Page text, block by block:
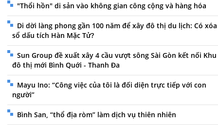
"Thổi hồn" di sản vào không gian công cộng và hàng hóa
Di dời làng phong gần 100 năm để xây đô thị du lịch: Có xóa
sổ dấu tích Hàn Mặc Tử?
Sun Group đề xuất xây 4 cầu vượt sông Sài Gòn kết nối Khu
đô thị mới Bình Quới - Thanh Đa
Mayu Ino: “Công việc của tôi là đối diện trực tiếp với con
người”
Bình San, “thổ địa ròm” làm dịch vụ thiên nhiên